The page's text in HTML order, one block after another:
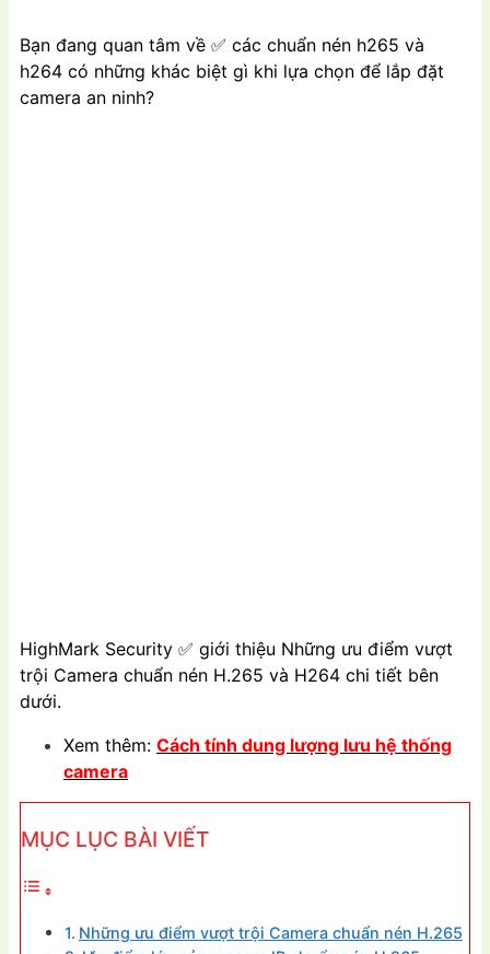
Bạn đang quan tâm về ✅ các chuẩn nén h265 và
h264 có những khác biệt gì khi lựa chọn để lắp đặt
camera an ninh?
HighMark Security ✅ giới thiệu Những ưu điểm vượt
trội Camera chuẩn nén H.265 và H264 chi tiết bên
dưới.
Xem thêm: Cách tính dung lượng lưu hệ thống
camera
MỤC LỤC BÀI VIẾT
Những ưu điểm vượt trội Camera chuẩn nén H.265